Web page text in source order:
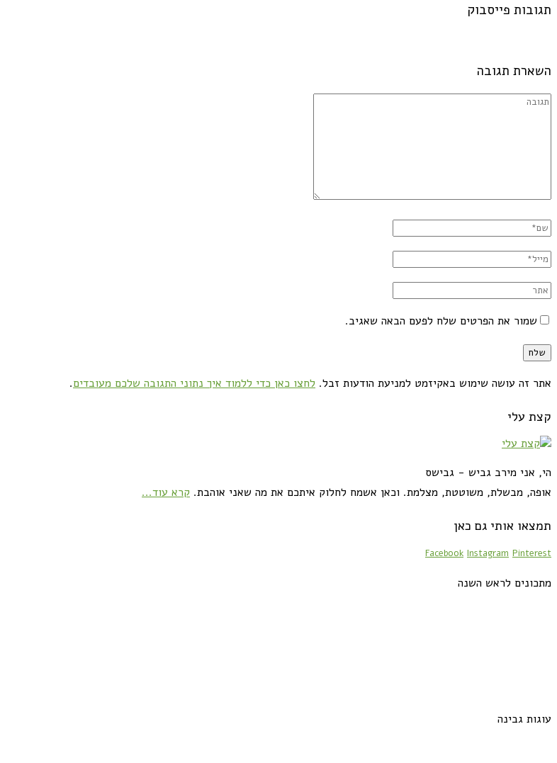
תגובות פייסבוק
השארת תגובה
שמור את הפרטים שלח לפעם הבאה שאגיב.
אתר זה עושה שימוש באקיזמט למניעת הודעות זבל. לחצו כאן כדי ללמוד איך נתוני התגובה שלכם מעובדים.
קצת עלי
הי, אני מירב גביש - גבישס
אופה, מבשלת, משוטטת, מצלמת. וכאן אשמח לחלוק איתכם את מה שאני אוהבת. קרא עוד...
תמצאו אותי גם כאן
Facebook Instagram Pinterest
מתכונים לראש השנה
עוגות גבינה